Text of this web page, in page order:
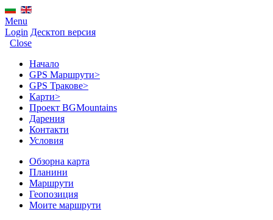
Menu
Login Десктоп версия
Close
Начало
GPS Mаршрути>
GPS Тракове>
Карти>
Проект BGMountains
Дарения
Контакти
Условия
Обзорна карта
Планини
Маршрути
Геопозиция
Моите маршрути